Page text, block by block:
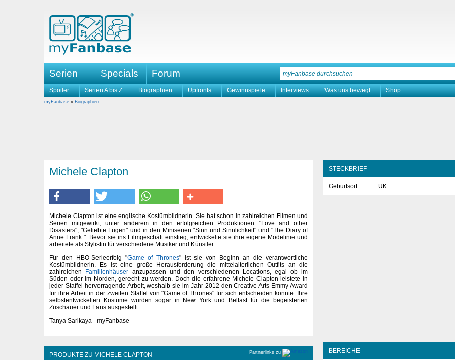
Serien Specials Forum
Spoiler Serien A bis Z Biographien Upfronts Gewinnspiele Interviews Was uns bewegt Shop
myFanbase » Biographien
Michele Clapton
Michele Clapton ist eine englische Kostümbildnerin. Sie hat schon in zahlreichen Filmen und
Serien mitgewirkt, unter anderem in den erfolgreichen Produktionen "Love and other
Disasters", "Geliebte Lügen" und in den Miniserien "Sinn und Sinnlichkeit" und "The Diary of
Anne Frank ". Bevor sie ins Filmgeschäft einstieg, entwickelte sie ihre eigene Modelinie und
arbeitete als Stylistin für verschiedene Musiker und Künstler.
Für den HBO-Serieerfolg "Game of Thrones" ist sie von Beginn an die verantwortliche
Kostümbildnerin. Es ist eine große Herausforderung die mittelalterlichen Outfits an die
zahlreichen
Familienhäuser anzupassen und den verschiedenen Locations, egal ob im
Süden oder im Norden, gerecht zu werden. Doch die erfahrene Michele Clapton leistete in
jeder Staffel hervorragende Arbeit, weshalb sie im Jahr 2012 den Creative Arts Emmy Award
für ihre Arbeit in der zweiten Staffel von "Game of Thrones" für sich entscheiden konnte. Ihre
selbstentwickelten Kostüme wurden sogar in New York und Belfast für die begeisterten
Zuschauer und Fans ausgestellt.
Tanya Sarikaya - myFanbase
Partnerlinks zu
PRODUKTE ZU MICHELE CLAPTON
STECKBRIEF
Geburtsort UK
BEREICHE